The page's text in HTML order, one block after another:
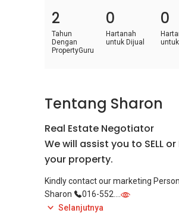
2
Tahun
Dengan
PropertyGuru
0
Hartanah
untuk Dijual
0
Tentang Sharon
Real Estate Negotiator
We will assist you to SELL or
your property.
Kindly contact our marketing
Sharon
016-552....
for free consultation/further details.
Selanjutnya